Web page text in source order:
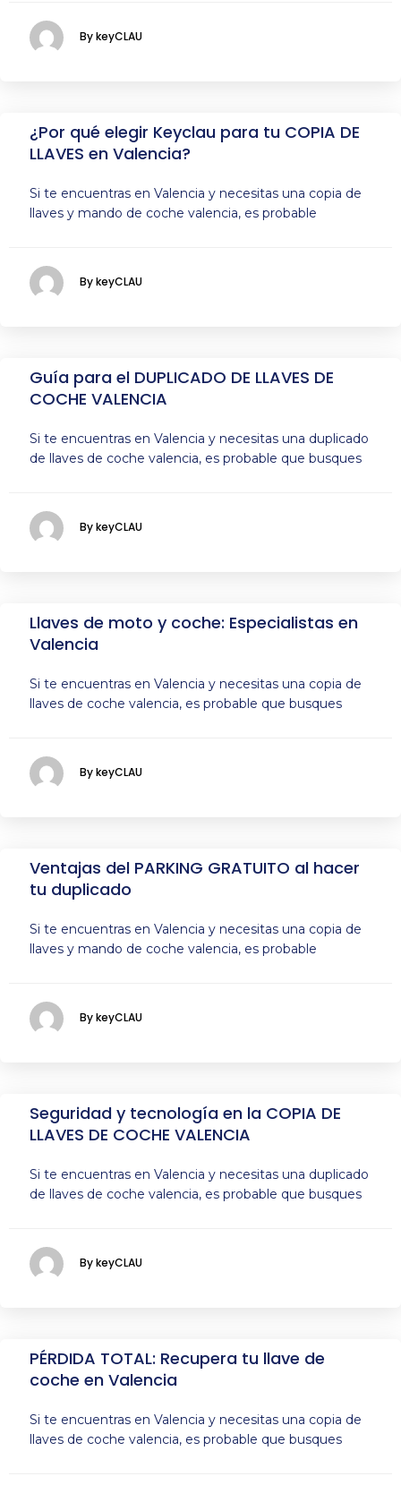
By keyCLAU
¿Por qué elegir Keyclau para tu COPIA DE
LLAVES en Valencia?
Si te encuentras en Valencia y necesitas una copia de
llaves y mando de coche valencia, es probable
By keyCLAU
Guía para el DUPLICADO DE LLAVES DE
COCHE VALENCIA
Si te encuentras en Valencia y necesitas una duplicado
de llaves de coche valencia, es probable que busques
By keyCLAU
Llaves de moto y coche: Especialistas en
Valencia
Si te encuentras en Valencia y necesitas una copia de
llaves de coche valencia, es probable que busques
By keyCLAU
Ventajas del PARKING GRATUITO al hacer
tu duplicado
Si te encuentras en Valencia y necesitas una copia de
llaves y mando de coche valencia, es probable
By keyCLAU
Seguridad y tecnología en la COPIA DE
LLAVES DE COCHE VALENCIA
Si te encuentras en Valencia y necesitas una duplicado
de llaves de coche valencia, es probable que busques
By keyCLAU
PÉRDIDA TOTAL: Recupera tu llave de
coche en Valencia
Si te encuentras en Valencia y necesitas una copia de
llaves de coche valencia, es probable que busques